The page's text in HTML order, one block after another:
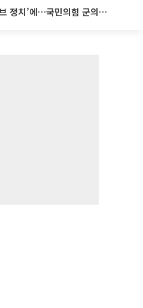
우성빈 기장군수 ‘유튜브 정치’에…국민의힘 군의원들 집단 반발